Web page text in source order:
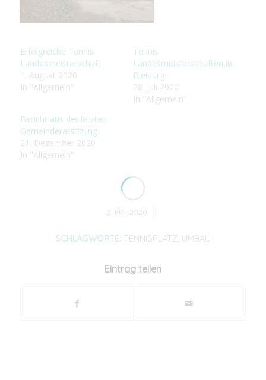
Erfolgreiche Tennis
Landesmeisterschaft
1. August 2020
In "Allgemein"
Tennis
Landesmeisterschaften in
Bleiburg
28. Juli 2020
In "Allgemein"
Bericht aus der letzten
Gemeinderatsitzung
21. Dezember 2020
In "Allgemein"
2. MAI 2020
/
SCHLAGWORTE: TENNISPLATZ UMBAU
Eintrag teilen